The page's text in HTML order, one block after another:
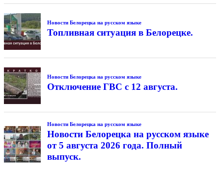
Новости Белорецка на русском языке
Топливная ситуация в Белорецке.
Новости Белорецка на русском языке
Отключение ГВС с 12 августа.
Новости Белорецка на русском языке
Новости Белорецка на русском языке
от 5 августа 2026 года. Полный
выпуск.